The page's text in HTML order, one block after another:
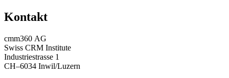
Kontakt
cmm360 AG
Swiss CRM Institute
Industriestrasse 1
CH–6034 Inwil/Luzern